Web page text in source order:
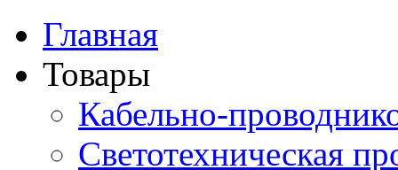
Главная
Товары
Кабельно-
Светотехническая